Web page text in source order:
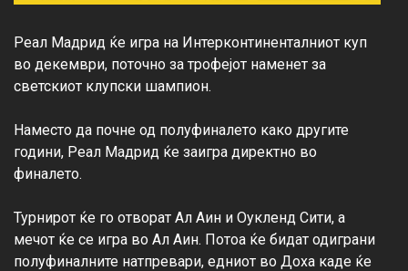
Реал Мадрид ќе игра на Интерконтиненталниот куп
во декември, поточно за трофејот наменет за
светскиот клупски шампион.
Наместо да почне од полуфиналето како другите
години, Реал Мадрид ќе заигра директно во
финалето.
Турнирот ќе го отворат Ал Аин и Оукленд Сити, а
мечот ќе се игра во Ал Аин. Потоа ќе бидат одиграни
полуфиналните натпревари, едниот во Доха каде ќе